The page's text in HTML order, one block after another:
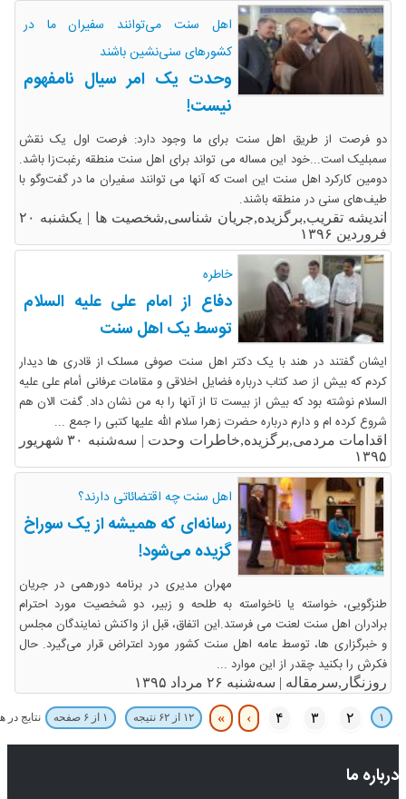
اهل سنت می‌توانند سفیران ما در
کشورهای سنی‌نشین باشند
وحدت یک امر سیال نامفهوم
نیست!
دو فرصت از طریق اهل سنت برای ما وجود دارد: فرصت اول یک نقش
سمبلیک است...خود این مساله می­ تواند برای اهل سنت منطقه رغبت‌زا باشد.
دومین کارکرد اهل سنت این است که آنها می­ توانند سفیران ما در گفت‌وگو با
طیف‌های سنی در منطقه باشند.
اندیشه تقریب,برگزیده,جریان شناسی,شخصیت ها |
یکشنبه ۲۰
فروردین ۱۳۹۶
خاطره
دفاع از امام علی علیه السلام
توسط یک اهل سنت
ایشان گفتند در هند با یک دکتر اهل سنت صوفی مسلک از قادری ها دیدار
کردم که بیش از صد کتاب درباره فضایل اخلاقی و مقامات عرفانی أمام علی علیه
السلام نوشته بود که بیش از بیست تا از آنها را به من نشان داد. گفت الان هم
شروع کرده ام و دارم درباره حضرت زهرا سلام الله علیها کتبی را جمع ...
اقدامات مردمی,برگزیده,خاطرات وحدت |
سه‌شنبه ۳۰ شهریور
۱۳۹۵
اهل سنت چه اقتضائاتی دارند؟
رسانه‌ای که همیشه از یک سوراخ
گزیده می‌شود!
مهران مدیری در برنامه دورهمی در جریان
طنزگویی، خواسته یا ناخواسته به طلحه و زبیر، دو شخصیت مورد احترام
برادران اهل سنت لعنت می فرستد.این اتفاق، قبل از واکنش‌ نمایندگان مجلس
و خبرگزاری ها، توسط عامه اهل سنت کشور مورد اعتراض قرار می‌گیرد. حال
فکرش را بکنید چقدر از این موارد ...
روزنگار,سرمقاله | سه‌شنبه ۲۶ مرداد ۱۳۹۵
۱ ۲ ۳ ۴ ›
» ۱۲ از ۶۲ نتیجه ۱ از ۶ صفحه نتایج
درباره ما